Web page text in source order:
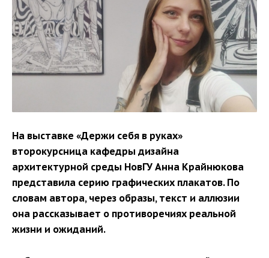
В МАГИСТРАТУРУ
На выставке «Держи себя в руках»
второкурсница кафедры дизайна
архитектурной среды НовГУ Анна Крайнюкова
представила серию графических плакатов. По
словам автора, через образы, текст и аллюзии
она рассказывает о противоречиях реальной
жизни и ожиданий.